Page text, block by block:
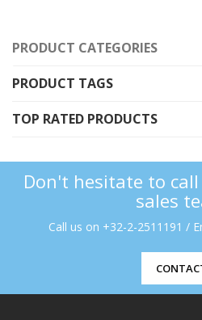
PRODUCT CATEGORIES
PRODUCT TAGS
TOP RATED PRODUCTS
Don't hesitate to
sales
Call us on +32-2-2511191 /